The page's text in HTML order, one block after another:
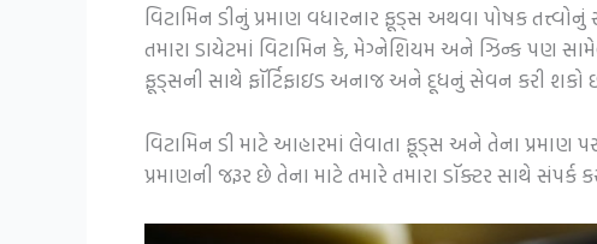
વિટામિન ડીનું પ્રમાણ વધારનાર ફૂડ્સ અથવા પોષક
તમારા ડાયેટમાં વિટામિન કે, મેગ્નેશિયમ અને ઝિન્ક પણ
ફૂડ્સની સાથે ફૉર્ટિફાઇડ અનાજ અને દૂધનું સેવન કરી શકો
વિટામિન ડી માટે આહારમાં લેવાતા ફૂડ્સ અને તેના પ્રમાણ
પ્રમાણની જરૂર છે તેના માટે તમારે તમારા ડૉક્ટર સાથે